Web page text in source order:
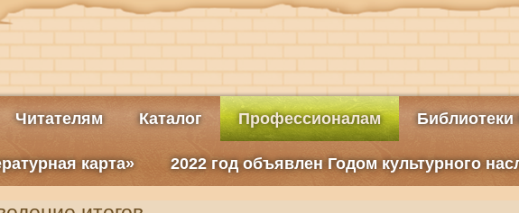
Читателям Каталог Профессионалам Библиотеки
карта» 2022 год объявлен Годом культурного